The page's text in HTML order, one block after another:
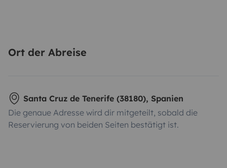
Ort der Abreise
Santa Cruz de Tenerife (38180), Spanien
Die genaue Adresse wird dir mitgeteilt, sobald die
Reservierung von beiden Seiten bestätigt ist.